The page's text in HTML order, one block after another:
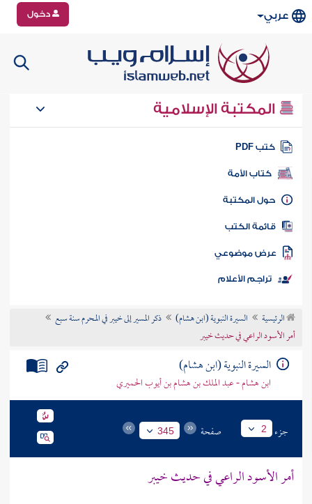
عربي دخول
المكتبة الإسلامية
كتب PDF
كتاب الأمة
المكتبة
الكتب
موضوعي
تراجم الأعلام
الرئيسية السيرة النبوية (ابن هشام)
ذكر المسير إلى خيبر في المحرم سنة سبع
أمر الأسود الراعي في حديث خيبر
السيرة النبوية (ابن هشام)
ابن هشام - عبد الملك بن هشام بن أيوب الحميري
جزء 2 صفحة 345
أمرالأسود الراعيفي حديثخيبر